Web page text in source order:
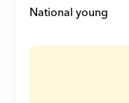
National young